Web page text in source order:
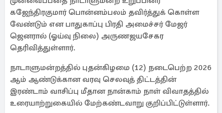
கஜேந்திரகுமார் பொன்னம்பலம் தவிர்த்துக் கொள்ள
வேண்டும் என பாதுகாப்பு பிரதி அமைச்சர் மேஜர்
ஜெனரால் (ஓய்வு நிலை) அருணஜயசேகர
தெரிவித்துள்ளார்.
நாடாளுமன்றத்தில் புதன்கிழமை (12) நடைபெற்ற 2026
ஆம் ஆண்டுக்கான வரவு செலவுத் திட்டத்தின்
இரண்டாம் வாசிப்பு மீதான நான்காம் நாள் விவாதத்தில்
உரையாற்றுகையில் மேற்கண்டவாறு குறிப்பிட்டுள்ளார்.